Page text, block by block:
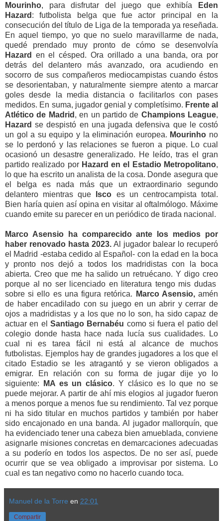
Mourinho, para disfrutar del juego que exhibía
Eden
Hazard : futbolista belga que fue actor principal en la
consecución del título de Liga de la temporada ya reseñada.
En aquel tiempo, yo que no suelo maravillarme de nada,
quedé prendado muy pronto de cómo se desenvolvía
Hazard
en el césped. Ora orillado a una banda, ora por
detrás del delantero más avanzado, ora acudiendo en
socorro de sus compañeros mediocampistas cuando éstos
se desorientaban, y naturalmente siempre atento a marcar
goles desde la media distancia o facilitarlos con pases
medidos. En suma, jugador genial y completísimo. Frente al
Atlético de Madrid , en un partido de Champions League,
Hazard se despistó en una jugada defensiva que le costó
un gol a su equipo y la eliminación europea. Mourinho no
se lo perdonó y las relaciones se fueron a pique. Lo cual
ocasionó un desastre generalizado. He leído, tras el gran
partido realizado por Hazard en el Estadio Metropolitano,
lo que ha escrito un analista de la cosa. Donde asegura que
el belga es nada más que un extraordinario segundo
delantero mientras que
Isco es un centrocampista total.
Bien haría quien así opina en visitar al oftalmólogo. Máxime
cuando emite su parecer en un periódico de tirada nacional.
Marco Asensio
ha comparecido ante los medios por
haber renovado hasta 2023. Al jugador balear lo recuperó
el Madrid -estaba cedido al Español- con la edad en la boca
y pronto nos dejó a todos los madridistas con la boca
abierta. Creo que me ha salido un retruécano. Y digo creo
porque al no ser licenciado en literatura tengo mis dudas
sobre si ello es una figura retórica.
Marco Asensio,amén
de haber encadilado con su juego en un abrir y cerrar de
ojos a madridistas y a los que no lo son, ha sido capaz de
actuar en el Santiago Bernabéu como si fuera el patio del
colegio donde hasta hace nada lucía sus cualidades. Lo
cual ni es tarea fácil ni está al alcance de muchos
futbolistas. Ejemplos hay de grandes jugadores a los que el
citado Estadio se les atragantó y se vieron obligados a
emigrar. En relación con su forma de jugar dije yo lo
siguiente:
MA es un clásico. Y clásico es lo que no se
puede mejorar. A partir de ahí mis elogios al jugador fueron
a menos porque a menos fue su rendimiento. Tal vez porque
ni ha sido titular en muchos partidos y también por haber
sido encajonado en una banda. Al jugador mallorquín, que
ha evidenciado tener una cabeza bien amueblada, conviene
asignarle misiones concretas en demarcaciones adecuadas
a su poderío en todos los aspectos. De no ser así, puede
ocurrir que se vea obligado a improvisar por sistema. Lo
cual es tan negativo como no hacerlo cuando toca.
Manuel de la Torre en 22:01
Compartir